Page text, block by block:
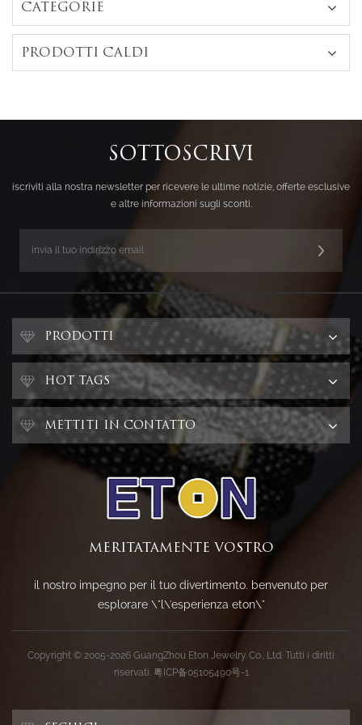
CATEGORIE
PRODOTTI CALDI
SOTTOSCRIVI
iscriviti alla nostra newsletter per ricevere le ultime notizie, offerte esclusive
e altre informazioni sugli sconti.
PRODOTTI
HOT TAGS
METTITI IN CONTATTO
MERITATAMENTE VOSTRO
il nostro impegno per il tuo divertimento. benvenuto per
esplorare \"l\'esperienza eton\"
Copyright © 2005-2026 GuangZhou Eton Jewelry Co., Ltd. Tutti i diritti
riservati. 粤ICP备05105490号-1